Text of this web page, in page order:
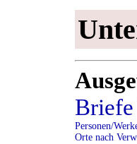
Briefe
Personen/
Orte nach